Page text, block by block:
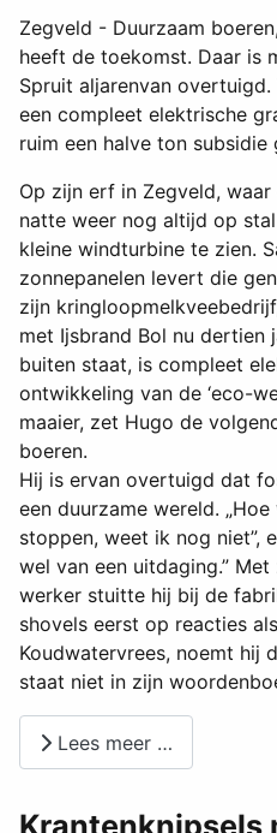
Zegveld - Duurzaam
heeft de toekomst. Daar is
Spruit aljarenvan
een compleet elektrische
ruim een halve ton subsidie
Op zijn erf in Zegveld,
natte weer nog altijd op
kleine windturbine te zien.
zonnepanelen levert die
zijn
met Ijsbrand Bol nu dertien
buiten staat, is compleet
ontwikkeling van de ‘eco-
maaier, zet Hugo de
boeren.
Hij is ervan overtuigd dat
een duurzame wereld.
stoppen, weet ik nog niet”,
wel van een uitdaging.”
werker stuitte hij bij de
shovels eerst op reacties als
Koudwatervrees, noemt hij
staat niet in zijn
Lees meer …